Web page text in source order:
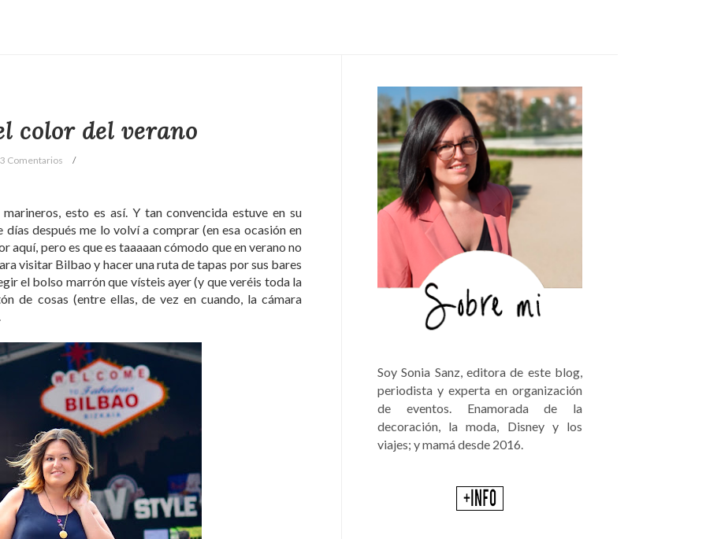
color del verano
3 Comentarios
esto es así. Y tan convencida estuve en su
después me lo volví a comprar (en esa ocasión en
aquí, pero es que es taaaaan cómodo que en verano no
visitar Bilbao y hacer una ruta de tapas por sus bares
el bolso marrón que vísteis ayer (y que veréis toda la
de cosas (entre ellas, de vez en cuando, la cámara
Soy Sonia Sanz, editora de este blog,
periodista y experta en organización
de eventos. Enamorada de la
decoración, la moda, Disney y los
viajes; y mamá desde 2016.